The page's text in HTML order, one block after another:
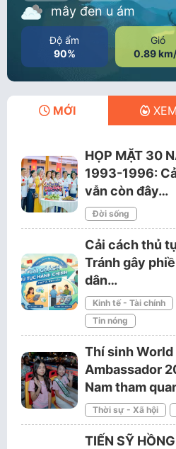
mây đen u ám
Độ ẩm
90%
Gió
0.89
MỚI XEM
HỌP MẶT 30
1993-1996:
vẫn còn đây…
Đời sống
Cải cách thủ
Tránh gây
dân…
Kinh tế - Tài chính
Tin nóng
Thí sinh
Ambassador
Nam tham
Thời sự - Xã hội
TIẾN SỸ